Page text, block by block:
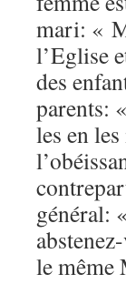
mari: «
l’Eglise
des
parents:
les en
général:
le même